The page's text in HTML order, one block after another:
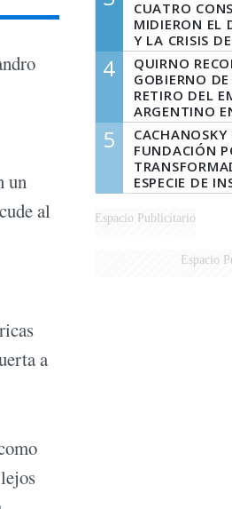
un
al
a
CUATRO
MIDIERON EL
Y LA CRISIS
PERONISMO
4
QUIRNO
GOBIERNO
RETIRO DEL
ARGENTINO
5
FUNDACIÓN
ESPECIE DE
DE MILEI"
Espacio Publicitario
Espacio